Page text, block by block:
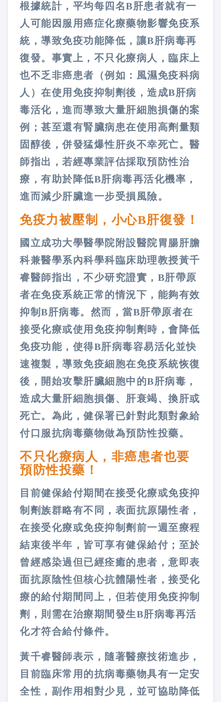
根據統計，平均每四名B肝患者就有一
人可能因服用癌症化療藥物影響免疫系
統，導致免疫功能降低，讓B肝病毒再
復發。事實上，不只化療病人，臨床上
也不乏非癌患者（例如：風濕免疫科病
人）在使用免疫抑制劑後，造成B肝病
毒活化，進而導致大量肝細胞損傷的案
例；甚至還有腎臟病患在使用高劑量類
固醇後，併發猛爆性肝炎不幸死亡。醫
師指出，若經專業評估採取預防性治
療，有助於降低B肝病毒再活化機率，
進而減少肝臟進一步受損風險。
免疫力被壓制，小心B肝復發！
國立成功大學醫學院附設醫院胃腸肝膽
科兼醫學系內科學科臨床助理教授黃千
睿醫師指出，不少研究證實，B肝帶原
者在免疫系統正常的情況下，能夠有效
抑制B肝病毒。然而，當B肝帶原者在
接受化療或使用免疫抑制劑時，會降低
免疫功能，使得B肝病毒容易活化並快
速複製，導致免疫細胞在免疫系統恢復
後，開始攻擊肝臟細胞中的B肝病毒，
造成大量肝細胞損傷、肝衰竭、換肝或
死亡。為此，健保署已針對此類對象給
付口服抗病毒藥物做為預防性投藥。
不只化療病人，非癌患者也要
預防性投藥！
目前健保給付期間在接受化療或免疫抑
制劑族群略有不同，表面抗原陽性者，
在接受化療或免疫抑制劑前一週至療程
結束後半年，皆可享有健保給付；至於
曾經感染過但已經痊癒的患者，意即表
面抗原陰性但核心抗體陽性者，接受化
療的給付期間同上，但若使用免疫抑制
劑，則需在治療期間發生B肝病毒再活
化才符合給付條件。
黃千睿醫師表示，隨著醫療技術進步，
目前臨床常用的抗病毒藥物具有一定安
全性，副作用相對少見，並可協助降低